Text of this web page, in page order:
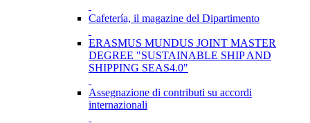
Cafetería, il magazine del Dipartimento
ERASMUS MUNDUS JOINT MASTER
DEGREE "SUSTAINABLE SHIP AND
SHIPPING SEAS4.0"
Assegnazione di contributi su accordi
internazionali